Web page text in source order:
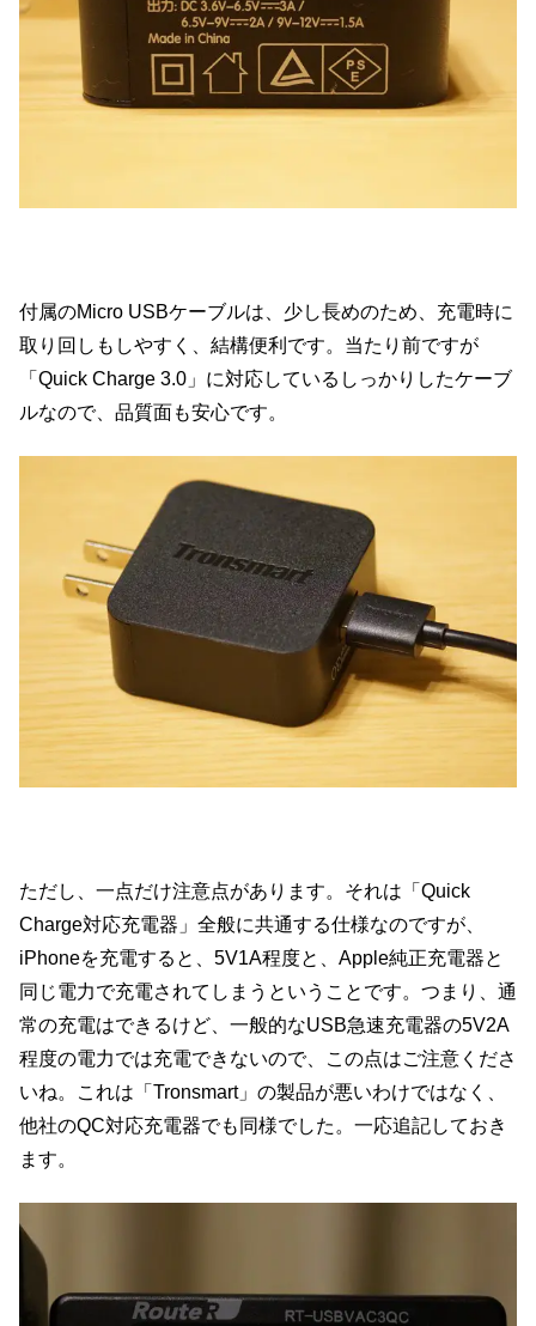
付属のMicro USBケーブルは、少し長めのため、充電時に
取り回しもしやすく、結構便利です。当たり前ですが
「Quick Charge 3.0」に対応しているしっかりしたケーブ
ルなので、品質面も安心です。
ただし、一点だけ注意点があります。それは「Quick
Charge対応充電器」全般に共通する仕様なのですが、
iPhoneを充電すると、5V1A程度と、Apple純正充電器と
同じ電力で充電されてしまうということです。つまり、通
常の充電はできるけど、一般的なUSB急速充電器の5V2A
程度の電力では充電できないので、この点はご注意くださ
いね。これは「Tronsmart」の製品が悪いわけではなく、
他社のQC対応充電器でも同様でした。一応追記しておき
ます。